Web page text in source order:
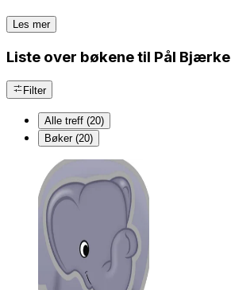
Les mer
Liste over bøkene til Pål Bjærke
Filter
Alle treff (20)
Bøker (20)